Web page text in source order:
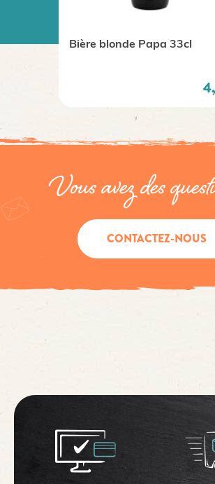
Bière blonde Papa 33cl
Vous avez des
CONTACTEZ-NOUS